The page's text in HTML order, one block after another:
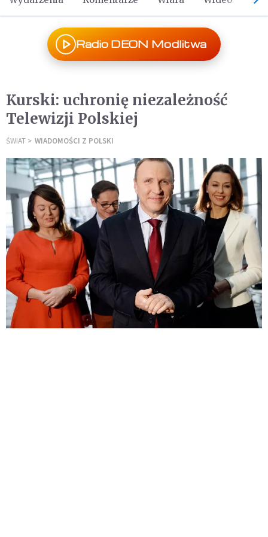
Radio DEON Modlitwa
Kurski: uchronię niezależność
Telewizji Polskiej
ŚWIAT WIADOMOŚCI Z POLSKI